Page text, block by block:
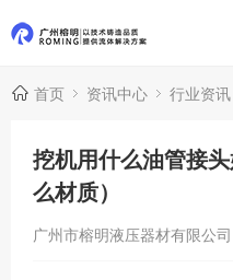
首页 资讯中心 行业资讯
挖机用什么油管接
么材质）
广州市榕明液压器材有限公司